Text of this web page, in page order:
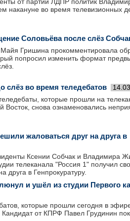
накануне во время телевизионных
Соловьёва после слёз
Гришина прокомментировала
попросил изменить формат
слёз во время теледебатов
которые прошли на
Восток, снова ознаменовались
жаловаться друг на друга в
Ксении Собчак и Владимира
телеканала "Россия 1" получил
друга в Генпрокуратуру.
и ушёл из студии Первого
которые прошли сегодня в
Кандидат от КПРФ Павел Грудинин